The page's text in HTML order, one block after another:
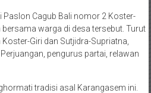
Paslon Cagub Bali nomor 2 Koster-
warga di desa tersebut. Turut
Giri dan Sutjidra-Supriatna,
pengurus partai, relawan
tradisi asal Karangasem ini.